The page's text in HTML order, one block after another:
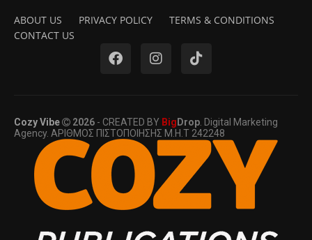
ABOUT US PRIVACY POLICY
TERMS & CONDITIONS
CONTACT US
Cozy Vibe 2026 - CREATED BY Big Drop . Digital Marketing
Agency. ΑΡΙΘΜΟΣ ΠΙΣΤΟΠΟΙΗΣΗΣ Μ.Η.Τ 242248